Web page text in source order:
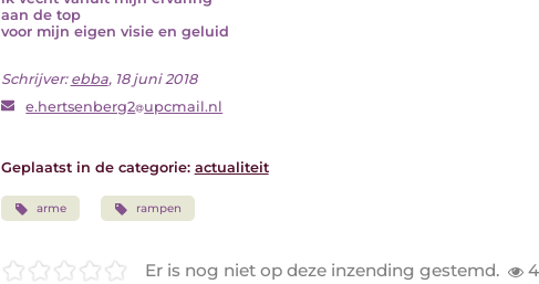
aan de top
voor mijn eigen visie en geluid
Schrijver: ebba, 18 juni 2018
e.hertsenberg2 upcmail.nl
Geplaatst in de categorie: actualiteit
arme rampen
Er is nog niet op deze inzending gestemd.